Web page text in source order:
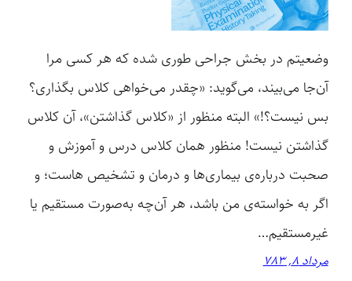
وضعیتم در بخش جراحی طوری شده که هر کسی مرا
آن‌جا می‌بیند، می‌گوید: «چقدر می‌خواهی کلاس بگذاری؟
بس نیست؟!» البته منظور از «کلاس گذاشتن»، آن کلاس
گذاشتن نیست! منظور همان کلاس درس و آموزش و
صحبت درباره‌ی بیماری‌ها و درمان و تشخیص هاست؛ و
اگر به خواسته‌ی من باشد، هر آن‌چه به‌صورت مستقیم یا
غیرمستقیم…
مرداد 8, 783